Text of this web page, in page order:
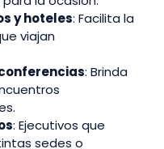
y hoteles: Facilita la
viajan
: Brinda
: Ejecutivos que
sedes o